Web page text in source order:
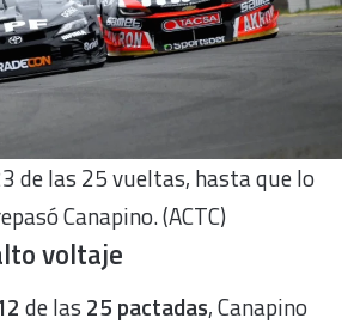
de las 25 vueltas, hasta que lo
Canapino. (ACTC)
voltaje
de las 25 pactadas, Canapino